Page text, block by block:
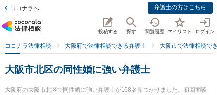
ココナラへ 弁護士の方はこちら
投稿する 探す 閲覧履歴 マイリスト ログイン
ココナラ法律相談 大阪府で法律相談できる弁護士 大阪市で法律相談で
大阪市北区の同性婚に強い弁護士
大阪府の大阪市北区で同性婚に強い弁護士が168名見つかりました。初回面談